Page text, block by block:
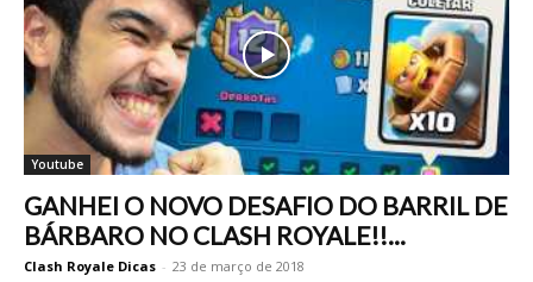
Youtube
GANHEI O NOVO DESAFIO DO BARRIL DE
BÁRBARO NO CLASH ROYALE!!...
Clash Royale Dicas - 23 de março de 2018